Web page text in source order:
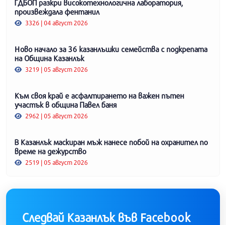
ГДБОП разкри високотехнологична лаборатория,
произвеждала фентанил
3326 | 04 август 2026
Ново начало за 36 казанлъшки семейства с подкрепата
на Община Казанлък
3219 | 05 август 2026
Към своя край е асфалтирането на важен пътен
участък в община Павел баня
2962 | 05 август 2026
В Казанлък маскиран мъж нанесе побой на охранител по
време на дежурство
2519 | 05 август 2026
Следвай Казанлък във Facebook